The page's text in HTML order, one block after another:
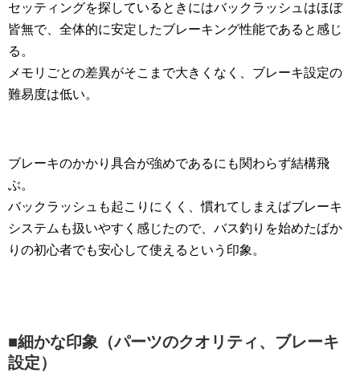
セッティングを探しているときにはバックラッシュはほぼ
皆無で、全体的に安定したブレーキング性能であると感じ
る。
メモリごとの差異がそこまで大きくなく、ブレーキ設定の
難易度は低い。
ブレーキのかかり具合が強めであるにも関わらず結構飛
ぶ。
バックラッシュも起こりにくく、慣れてしまえばブレーキ
システムも扱いやすく感じたので、バス釣りを始めたばか
りの初心者でも安心して使えるという印象。
■細かな印象（パーツのクオリティ、ブレーキ
設定）